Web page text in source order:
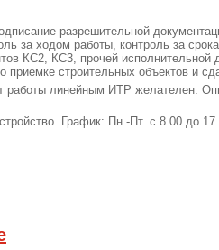
разрешительной
за ходом работы, контроль за
КС2, КС3, прочей
приемке строительных объектов и
работы линейным ИТР желателен.
График: Пн.-Пт. с 8.00 до